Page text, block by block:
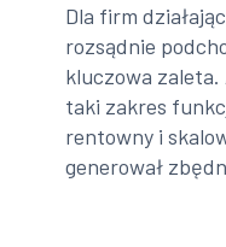
Dla firm
rozsądnie
kluczowa zaleta.
taki zakres
rentowny i
generował